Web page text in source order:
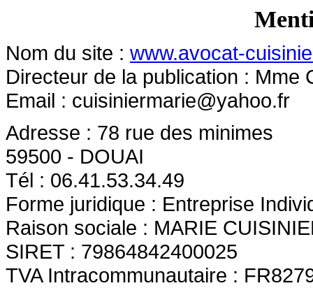
Nom du site : www.avocat-
Directeur de la publication : Mme
Email : cuisiniermarie@yahoo.fr
Adresse : 78 rue des minimes
59500 - DOUAI
Tél : 06.41.53.34.49
Forme juridique : Entreprise
Raison sociale : MARIE
SIRET : 79864842400025
TVA Intracommunautaire :